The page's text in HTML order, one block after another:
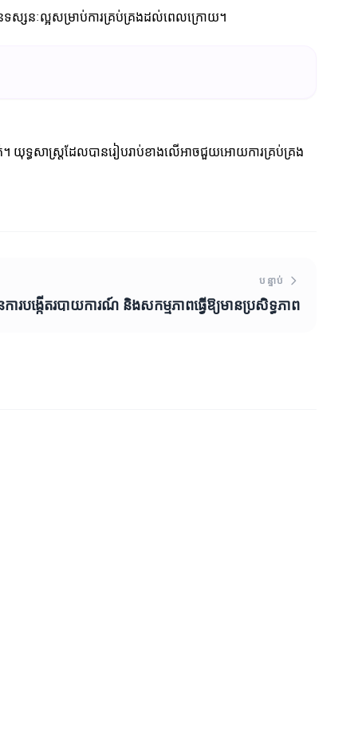
នទស្សនៈល្អសម្រាប់ការគ្រប់គ្រងដល់ពេលក្រោយ។
យុទ្ធសាស្ត្រដែលបានរៀបរាប់ខាងលើអាចជួយអោយការគ្រប់គ្រង
បន្ទាប់
ារបង្កើតរបាយការណ៍ និងសកម្មភាពធ្វើឱ្យមានប្រសិទ្ធភាព